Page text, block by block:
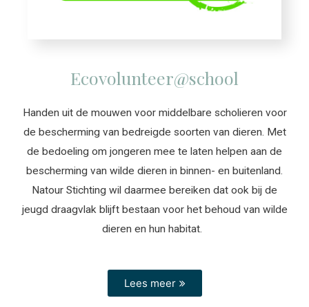
Ecovolunteer@school
Handen uit de mouwen voor middelbare scholieren voor
de bescherming van bedreigde soorten van dieren. Met
de bedoeling om jongeren mee te laten helpen aan de
bescherming van wilde dieren in binnen- en buitenland.
Natour Stichting wil daarmee bereiken dat ook bij de
jeugd draagvlak blijft bestaan voor het behoud van wilde
dieren en hun habitat.
Lees meer